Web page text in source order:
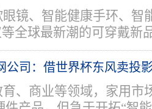
镜、智能健康手环、智
全球最新潮的可穿戴新
公司：借世界杯东风卖投
、商业等领域，家用市